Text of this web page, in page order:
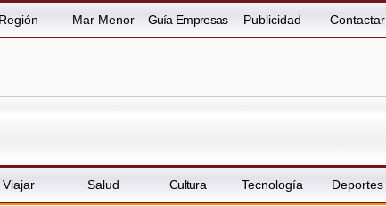
Región Mar Menor Guía Empresas Publicidad Contactar
Viajar Salud Cultura Tecnología Deportes